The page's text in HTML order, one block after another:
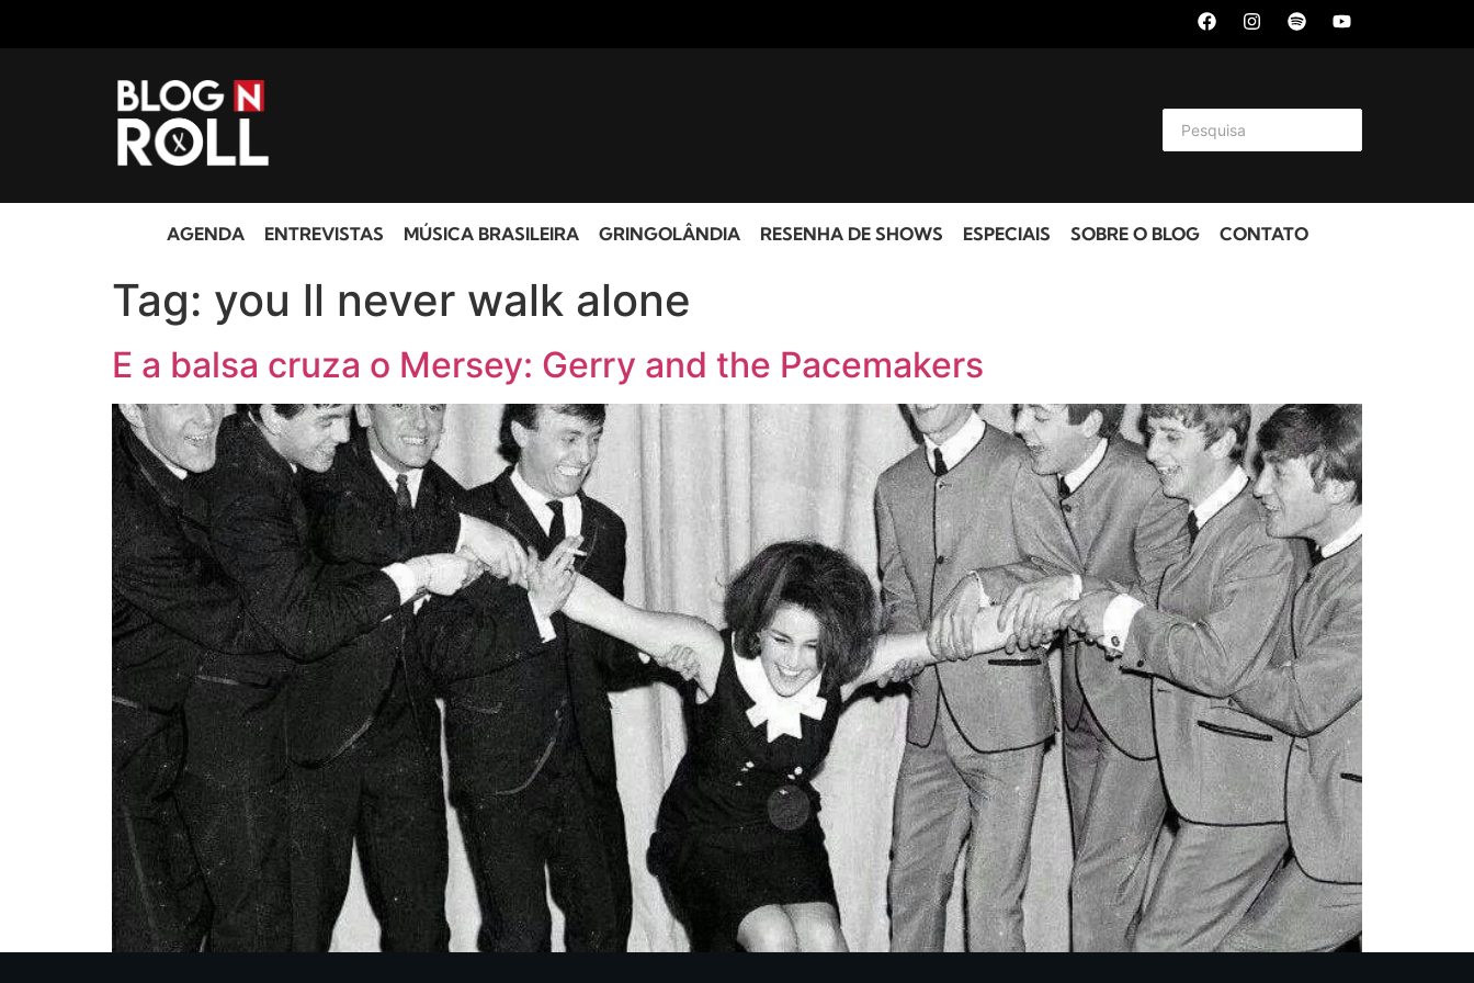
AGENDA ENTREVISTAS MÚSICA BRASILEIRA GRINGOLÂNDIA RESENHA DE SHOWS ESPECIAIS SOBRE O BLOG CONTATO
Tag: you ll never walk alone
E a balsa cruza o Mersey: Gerry and the Pacemakers